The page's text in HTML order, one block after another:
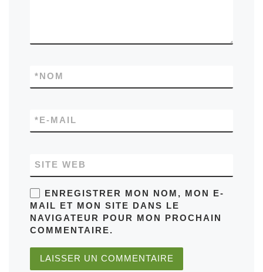
NOM
*
E-MAIL
*
SITE WEB
ENREGISTRER MON NOM, MON E-
MAIL ET MON SITE DANS LE
NAVIGATEUR POUR MON PROCHAIN
COMMENTAIRE.